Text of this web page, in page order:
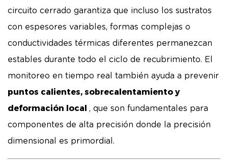
circuito cerrado garantiza que incluso los sustratos
con espesores variables, formas complejas o
conductividades térmicas diferentes permanezcan
estables durante todo el ciclo de recubrimiento. El
monitoreo en tiempo real también ayuda a prevenir
puntos calientes, sobrecalentamiento y
deformación local , que son fundamentales para
componentes de alta precisión donde la precisión
dimensional es primordial.